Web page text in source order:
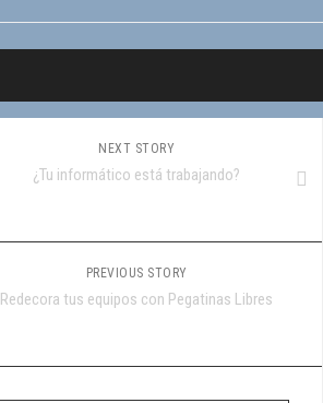
NEXT STORY
¿Tu informático está trabajando?
PREVIOUS STORY
Redecora tus equipos con Pegatinas Libres